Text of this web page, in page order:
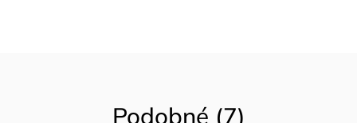
Podobné (7)